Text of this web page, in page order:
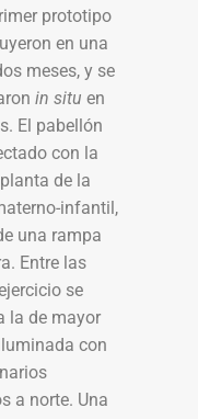
prototipo
en una
meses, y se
in situ en
El pabellón
con la
de la
infantil,
una rampa
Entre las
se
la de mayor
con
a norte. Una